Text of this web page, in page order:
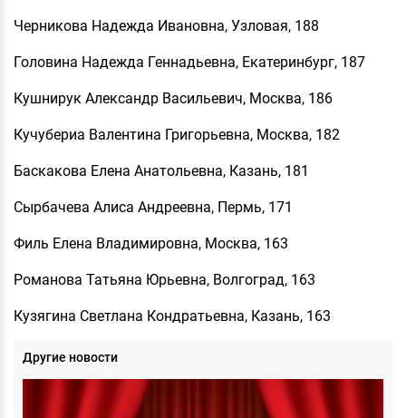
Черникова Надежда Ивановна, Узловая, 188
Головина Надежда Геннадьевна, Екатеринбург, 187
Кушнирук Александр Васильевич, Москва, 186
Кучубериа Валентина Григорьевна, Москва, 182
Баскакова Елена Анатольевна, Казань, 181
Сырбачева Алиса Андреевна, Пермь, 171
Филь Елена Владимировна, Москва, 163
Романова Татьяна Юрьевна, Волгоград, 163
Кузягина Светлана Кондратьевна, Казань, 163
Другие новости